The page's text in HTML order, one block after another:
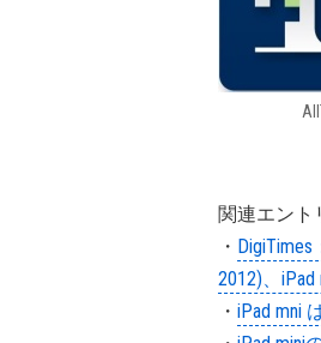
関連エント
・
2012)、
・ iPad mni